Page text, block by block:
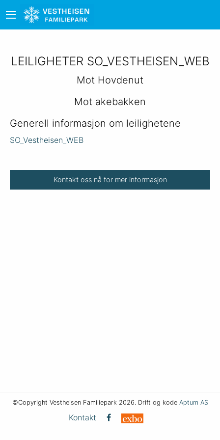
LEILIGHETER SO_VESTHEISEN_WEB
Mot Hovdenut
Mot akebakken
Generell informasjon om leilighetene
SO_Vestheisen_WEB
Kontakt oss nå for mer informasjon
©Copyright Vestheisen Familiepark 2026. Drift og kode Aptum AS
Kontakt